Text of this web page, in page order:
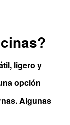
ligero y
opción
Algunas